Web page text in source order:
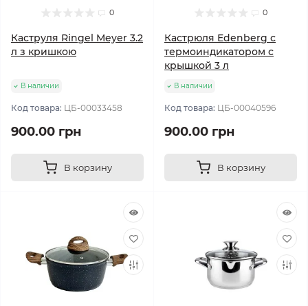
0
Каструля Ringel Meyer 3.2
л з кришкою
В наличии
Код товара: ЦБ-00033458
900.00 грн
В корзину
0
Кастрюля Edenberg с
термоиндикатором с
крышкой 3 л
В наличии
Код товара: ЦБ-00040596
900.00 грн
В корзину